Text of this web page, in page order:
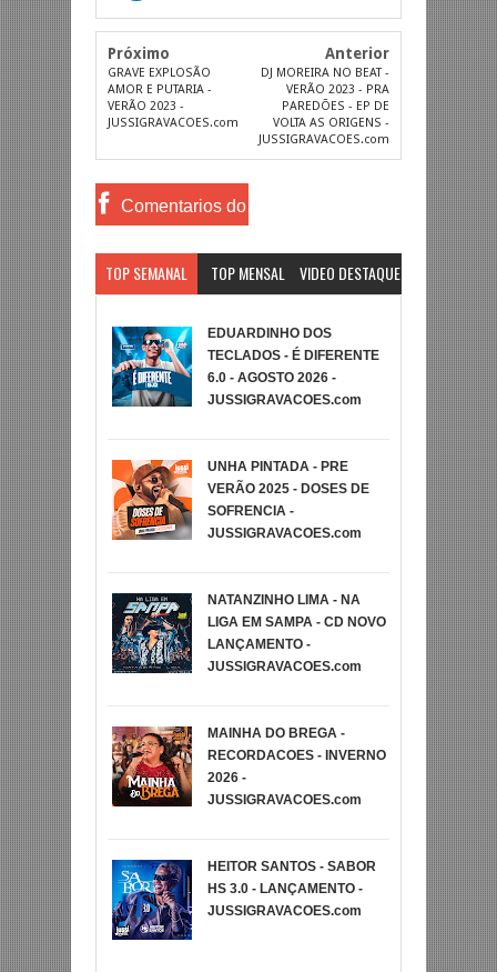
Próximo
GRAVE EXPLOSÃO
AMOR E PUTARIA -
VERÃO 2023 -
JUSSIGRAVACOES.com
Anterior
DJ MOREIRA NO BEAT -
VERÃO 2023 - PRA
PAREDÕES - EP DE
VOLTA AS ORIGENS -
JUSSIGRAVACOES.com
Comentarios do
TOP SEMANAL TOP MENSAL VIDEO DESTAQUE
EDUARDINHO DOS
TECLADOS - É DIFERENTE
6.0 - AGOSTO 2026 -
JUSSIGRAVACOES.com
UNHA PINTADA - PRE
VERÃO 2025 - DOSES DE
SOFRENCIA -
JUSSIGRAVACOES.com
NATANZINHO LIMA - NA
LIGA EM SAMPA - CD NOVO
LANÇAMENTO -
JUSSIGRAVACOES.com
MAINHA DO BREGA -
RECORDACOES - INVERNO
2026 -
JUSSIGRAVACOES.com
HEITOR SANTOS - SABOR
HS 3.0 - LANÇAMENTO -
JUSSIGRAVACOES.com